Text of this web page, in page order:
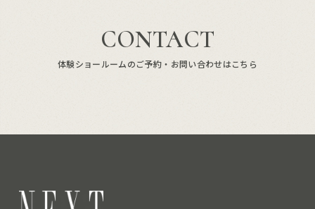
CONTACT
体験ショールームのご予約・お問い合わせはこちら